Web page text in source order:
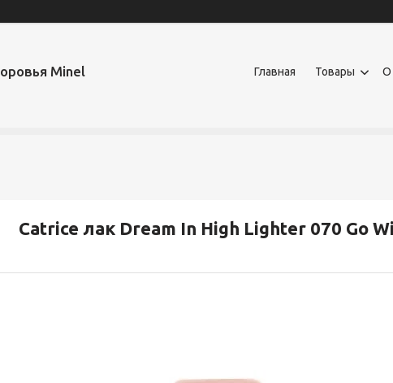
Minel Главная Товары О
Catrice лак Dream In High Lighter 070 Go